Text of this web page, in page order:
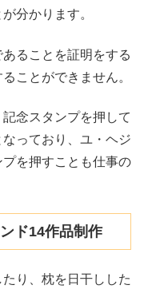
分かります。
ることを証明をする
ことができません。
念スタンプを押して
っており、ユ・ヘジ
を押すことも仕事の
ド14作品制作
り、枕を日干しした